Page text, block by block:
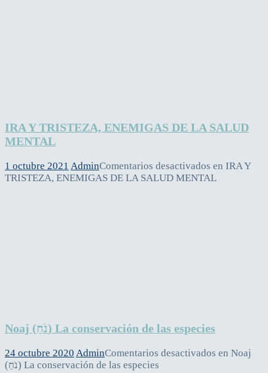
IRA Y TRISTEZA, ENEMIGAS DE LA SALUD
MENTAL
1 octubre 2021 AdminComentarios desactivados en IRA Y
TRISTEZA, ENEMIGAS DE LA SALUD MENTAL
Noaj (נֹחַ) La conservación de las especies
24 octubre 2020 AdminComentarios desactivados en Noaj
(נֹחַ) La conservación de las especies